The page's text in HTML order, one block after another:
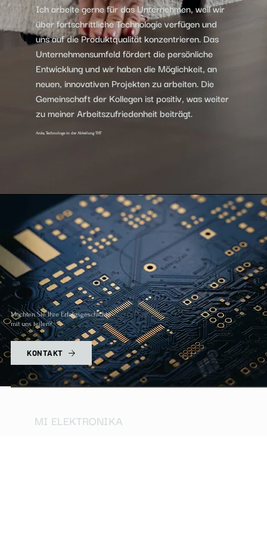
Ich arbeite gerne für das Unternehmen, weil wir
über fortschrittliche Technologie verfügen und
uns auf die Produktqualität konzentrieren. Das
Unternehmensumfeld fördert die persönliche
Entwicklung und wir haben die Möglichkeit, an
neuen, innovativen Projekten zu arbeiten. Die
Gemeinschaft der Kollegen ist positiv, was weiter
zu meiner Arbeitszufriedenheit beiträgt.
Anže, Technologe in der Abteilung THT
Möchten Sie Ihre Erfolgsgeschichte
mit uns teilen?
KONTAKT
MI ELEKTRONIKA